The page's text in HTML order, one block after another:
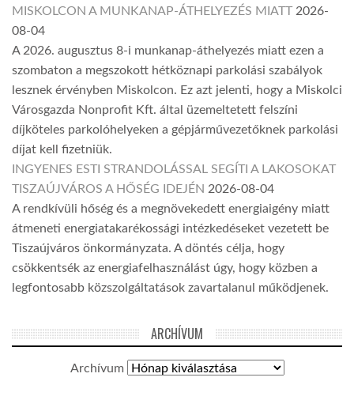
MISKOLCON A MUNKANAP-ÁTHELYEZÉS MIATT 2026-
08-04
A 2026. augusztus 8-i munkanap-áthelyezés miatt ezen a
szombaton a megszokott hétköznapi parkolási szabályok
lesznek érvényben Miskolcon. Ez azt jelenti, hogy a Miskolci
Városgazda Nonprofit Kft. által üzemeltetett felszíni
díjköteles parkolóhelyeken a gépjárművezetőknek parkolási
díjat kell fizetniük.
INGYENES ESTI STRANDOLÁSSAL SEGÍTI A LAKOSOKAT
TISZAÚJVÁROS A HŐSÉG IDEJÉN 2026-08-04
A rendkívüli hőség és a megnövekedett energiaigény miatt
átmeneti energiatakarékossági intézkedéseket vezetett be
Tiszaújváros önkormányzata. A döntés célja, hogy
csökkentsék az energiafelhasználást úgy, hogy közben a
legfontosabb közszolgáltatások zavartalanul működjenek.
ARCHÍVUM
Archívum